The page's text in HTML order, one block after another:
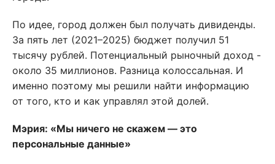
По идее, город должен был получать дивиденды.
За пять лет (2021–2025) бюджет получил 51
тысячу рублей. Потенциальный рыночный доход -
около 35 миллионов. Разница колоссальная. И
именно поэтому мы решили найти информацию
от того, кто и как управлял этой долей.
Мэрия: «Мы ничего не скажем — это
персональные данные»